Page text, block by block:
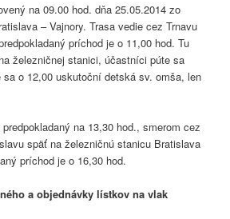
na 09.00 hod. dňa 25.05.2014 zo
– Vajnory. Trasa vedie cez Trnavu
príchod je o 11,00 hod. Tu
železničnej stanici, účastníci púte sa
o 12,00 uskutoční detská sv. omša, len
na 13,30 hod., smerom cez
späť na železničnú stanicu Bratislava
príchod je o 16,30 hod.
a objednávky lístkov na vlak